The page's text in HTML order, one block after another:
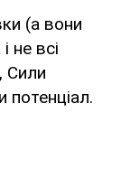
(а вони
не всі
Сили
потенціал.